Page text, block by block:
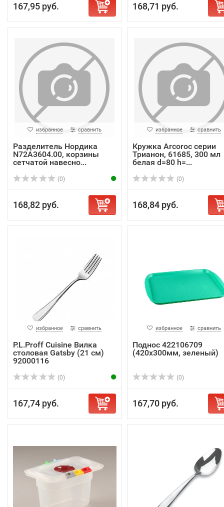
167,95 руб. 168,71 руб.
избранное сравнить
Разделитель Нордика
N72A3604.00, корзины
сетчатой навесно...
(0)
168,82 руб.
избранное сравнить
Кружка Arcoroc серии
Трианон, 61685, 300 мл
белая d=80 h=...
(0)
168,84 руб.
избранное сравнить
P.L.Proff Cuisine Вилка
столовая Gatsby (21 см)
92000116
(0)
167,74 руб.
избранное сравнить
Поднос 422106709
(420x300мм, зеленый)
(0)
167,70 руб.